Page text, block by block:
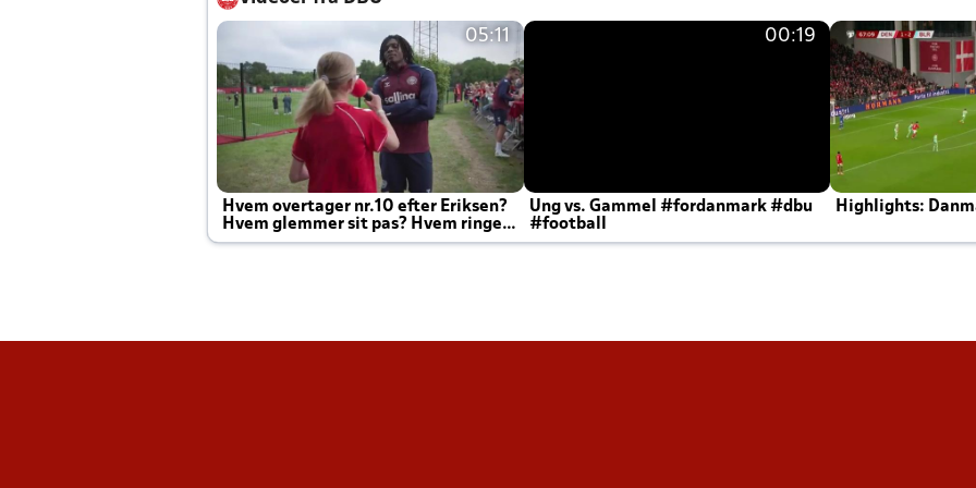
05:11
Hvem overtager nr.10 efter Eriksen?
Hvem glemmer sit pas? Hvem ringer
Joachim altid til efter kampe?
00:19
Ung vs. Gammel #fordanmark #dbu
#football
Highlights: